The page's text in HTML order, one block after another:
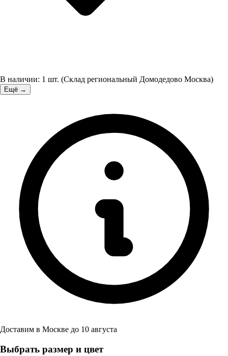
В наличии: 1 шт. (Склад региональный Домодедово Москва)
Ещё →
Доставим в Москве до 10 августа
Выбрать размер и цвет